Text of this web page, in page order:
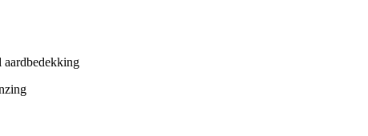
aardbedekking